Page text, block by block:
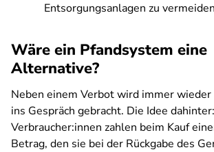
Entsorgungsanlagen zu
Wäre ein Pfandsystem eine
Alternative?
Neben einem Verbot wird immer wieder
ins Gespräch gebracht. Die Idee dahinter:
Verbraucher:innen zahlen beim Kauf
Betrag, den sie bei der Rückgabe des